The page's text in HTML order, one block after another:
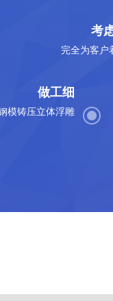
考
完全为客户
做工细
模铸压立体浮雕